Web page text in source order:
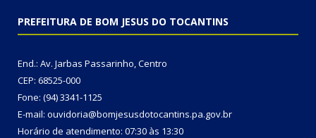
PREFEITURA DE BOM JESUS DO TOCANTINS
End.: Av. Jarbas Passarinho, Centro
CEP: 68525-000
Fone: (94) 3341-1125
E-mail: ouvidoria@bomjesusdotocantins.pa.gov.br
Horário de atendimento: 07:30 às 13:30